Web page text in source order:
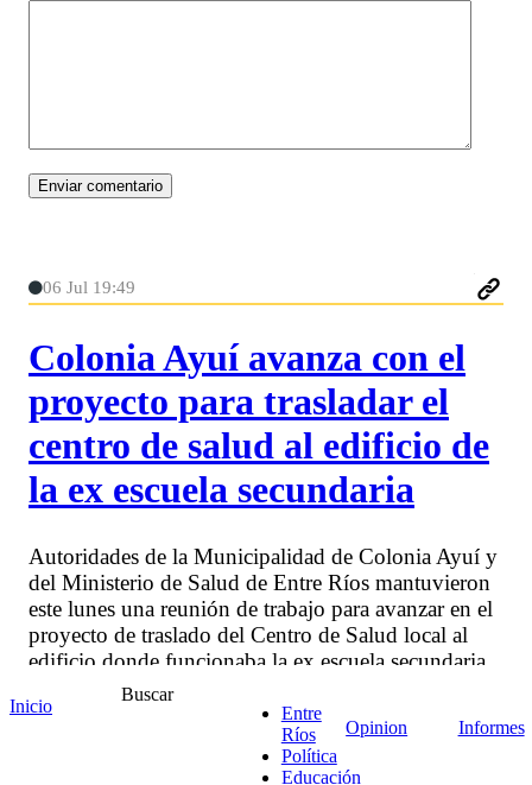
06 Jul 19:49
Colonia Ayuí avanza con el
proyecto para trasladar el
centro de salud al edificio de
la ex escuela secundaria
Autoridades de la Municipalidad de Colonia Ayuí y
del Ministerio de Salud de Entre Ríos mantuvieron
este lunes una reunión de trabajo para avanzar en el
proyecto de traslado del Centro de Salud local al
edificio donde funcionaba la ex escuela secundaria
de la localidad.
Inicio
Buscar
Entre
Ríos
Política
Educación
Opinion Informes